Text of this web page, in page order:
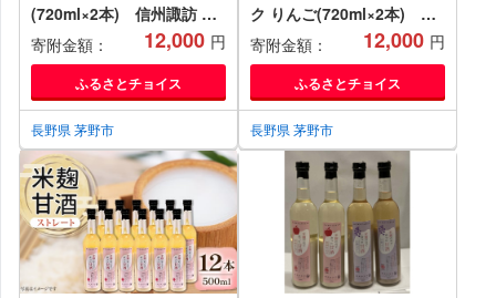
(720ml×2本) 信州諏訪 丸
井伊藤商店【1576495】
寄附金額： 12,000 円
ふるさとチョイス
長野県 茅野市
ク りんご(720ml×2本) 信
州味噌の丸井伊藤商店
【1576504】
寄附金額： 12,000 円
ふるさとチョイス
長野県 茅野市